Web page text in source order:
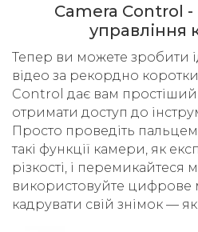
Camera Control
управління
Тепер ви можете зробити
відео за рекордно
Control дає вам
отримати доступ до
Просто проведіть
такі функції камери, як
різкості, і перемикайтеся
використовуйте цифрове
кадрувати свій знімок —